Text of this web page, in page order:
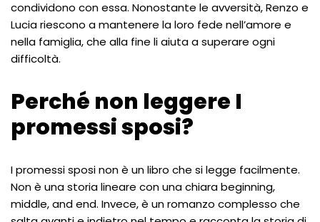
condividono con essa. Nonostante le avversità, Renzo e
Lucia riescono a mantenere la loro fede nell’amore e
nella famiglia, che alla fine li aiuta a superare ogni
difficoltà.
Perché non leggere I
promessi sposi?
I promessi sposi non è un libro che si legge facilmente.
Non è una storia lineare con una chiara beginning,
middle, and end. Invece, è un romanzo complesso che